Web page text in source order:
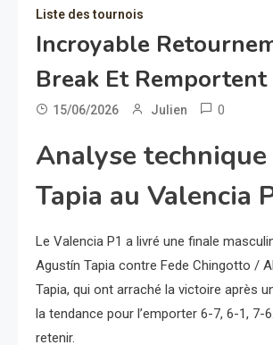
Liste des tournois
Incroyable
Break Et
15/06/2026 Julien 0
Analyse
Tapia au Valencia
Le Valencia P1 a livré une finale
Agustín Tapia contre Fede Chingotto /
Tapia, qui ont arraché la victoire après
la tendance pour l’emporter 6-7, 6-1,
retenir.